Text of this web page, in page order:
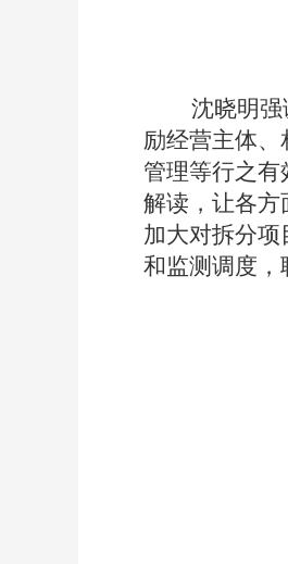
沈晓明强
励经营主体
管理等行之
解读 ， 让各方
加大对拆分
和监测调度，